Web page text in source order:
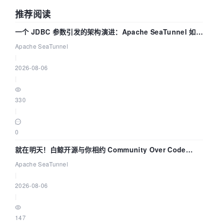
推荐阅读
一个 JDBC 参数引发的架构演进：Apache SeaTunnel 如何
解决数据同步中的“定时 Flush”难题
Apache SeaTunnel
2026-08-06
330
0
就在明天！白鲸开源与你相约 Community Over Code
Asia 2026 主题演讲！
Apache SeaTunnel
2026-08-06
147